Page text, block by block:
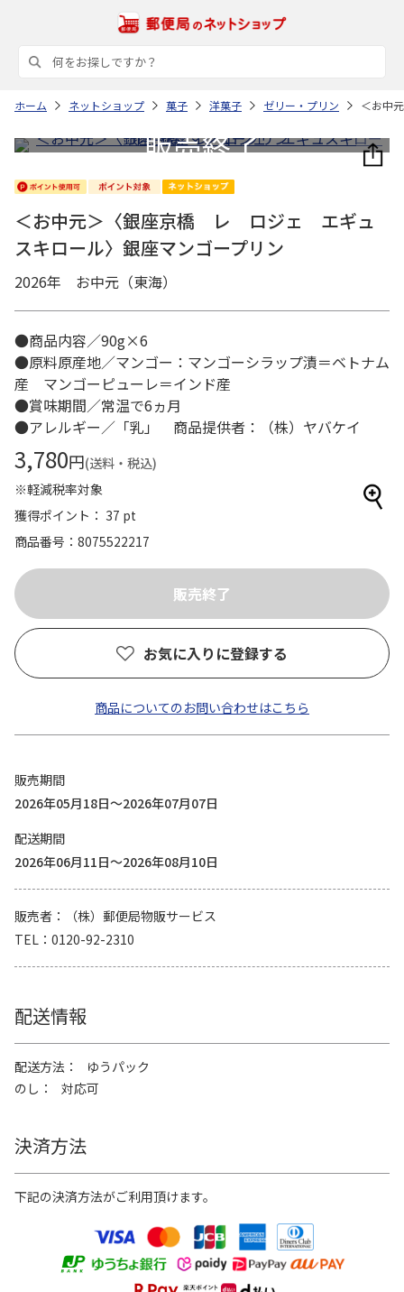
ホーム ネットショップ 菓子 洋菓子 ゼリー・プリン ＜お中
＜お中元＞〈銀座京橋 レ ロジェ エギュ
スキロール〉銀座マンゴープリン
2026年 お中元（東海）
●商品内容／90g×6
●原料原産地／マンゴー：マンゴーシラップ漬＝ベトナム
産 マンゴーピューレ＝インド産
●賞味期間／常温で6ヵ月
●アレルギー／「乳」 商品提供者：（株）ヤバケイ
3,780円(送料・税込)
※軽減税率対象
獲得ポイント： 37 pt
商品番号
8075522217
お気に入りに登録する
商品についてのお問い合わせはこちら
販売期間
2026年05月18日～2026年07月07日
配送期間
2026年06月11日～2026年08月10日
販売者
（株）郵便局物販サービス
TEL
0120-92-2310
配送情報
配送方法
ゆうパック
のし
対応可
決済方法
下記の決済方法がご利用頂けます。